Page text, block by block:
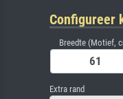
Configureer
Breedte (Motief,
Extra rand